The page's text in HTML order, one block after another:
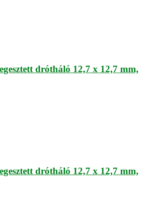
drótháló 12,7 x 12,7 mm,
drótháló 12,7 x 12,7 mm,